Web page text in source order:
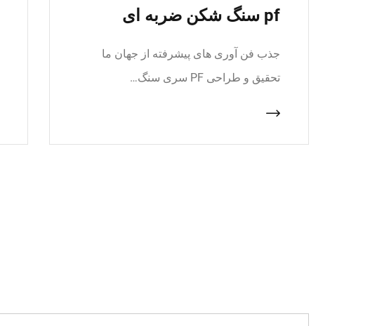
pf سنگ شکن ضربه ای
جذب فن آوری های پیشرفته از جهان ما
تحقیق و طراحی PF سری سنگ…